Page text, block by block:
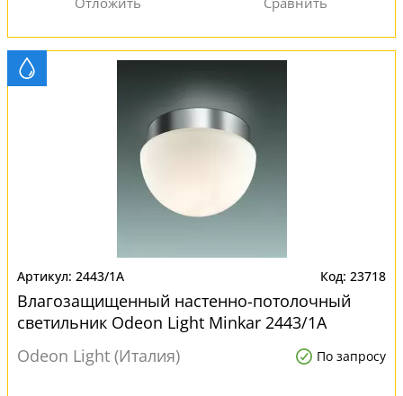
2443/1A 23718
Влагозащищенный настенно-потолочный
светильник Odeon Light Minkar 2443/1A
Odeon Light (Италия)
По запросу